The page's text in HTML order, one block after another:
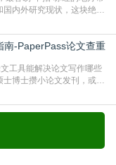
内外研究现状，这块绝对
人写好的综述段落，系统
是不可避免，比如“本文采
南-PaperPass论文查重
工具能解决论文写作哪些
博士攒小论文发刊，或是
点上，交上去才发现重复
这些痛点基本都能高效解